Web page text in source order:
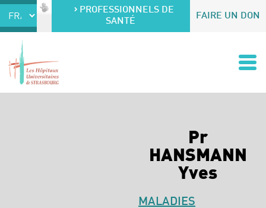
Accéder au contenu
Accéder au menuPROFESSIONNELS DE
SANTÉ
FAIRE UN DON
Pr
HANSMANN
Yves
MALADIES